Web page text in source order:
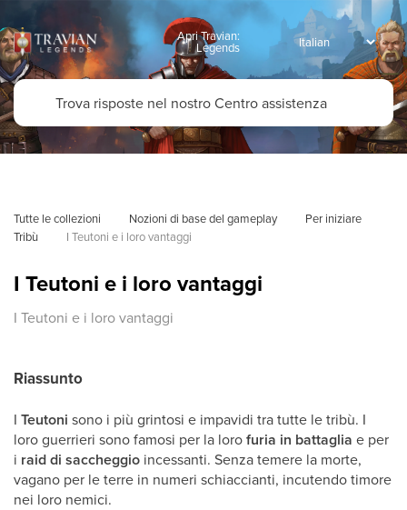
Apri Travian:
Legends
Tutte le collezioni Nozioni di base del gameplay
Per iniziare
Tribù
I Teutoni e i loro vantaggi
I Teutoni e i loro vantaggi
I Teutoni e i loro vantaggi
Riassunto
I Teutoni sono i più grintosi e impavidi tra tutte le tribù. I
loro guerrieri sono famosi per la lorofuria in battaglia e per
i raid di saccheggio incessanti. Senza temere la morte,
vagano per le terre in numeri schiaccianti, incutendo timore
nei loro nemici.